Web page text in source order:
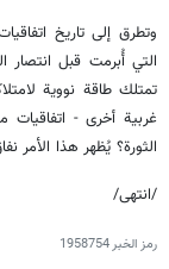
وتطرق إلى تاريخ
التي أُبرمت قبل انتصار
تمتلك طاقة نووية
غربية أخرى -
الثورة؟ يُظهر هذا الأمر
/انتهى/
رمز الخبر1958754